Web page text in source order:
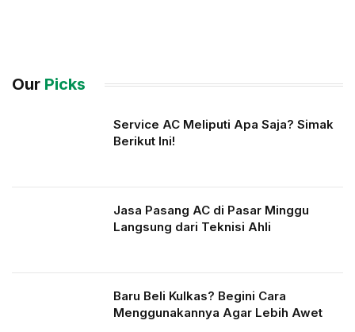
Our Picks
Service AC Meliputi Apa Saja? Simak
Berikut Ini!
Jasa Pasang AC di Pasar Minggu
Langsung dari Teknisi Ahli
Baru Beli Kulkas? Begini Cara
Menggunakannya Agar Lebih Awet